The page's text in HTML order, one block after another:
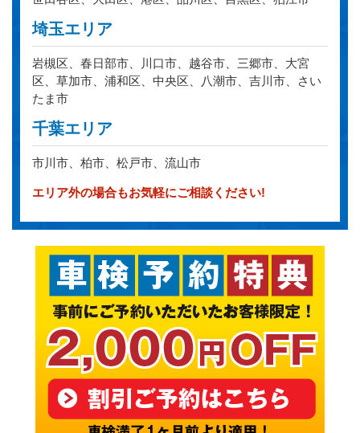
埼玉エリア
岩槻区、春日部市、川口市、越谷市、三郷市、大宮
区、草加市、浦和区、中央区、八潮市、吉川市、さい
たま市
千葉エリア
市川市、柏市、松戸市、流山市
エリア外の場合もお気軽にご相談ください!